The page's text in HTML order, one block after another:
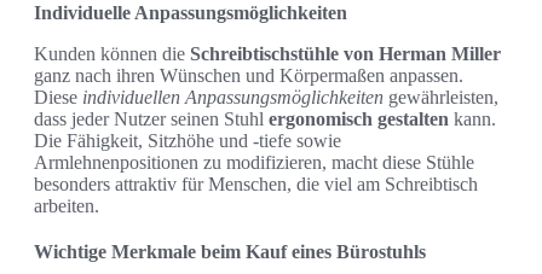
Individuelle Anpassungsmöglichkeiten
Kunden können die Schreibtischstühle von Herman Miller
ganz nach ihren Wünschen und Körpermaßen anpassen.
Diese individuellen Anpassungsmöglichkeiten gewährleisten,
dass jeder Nutzer seinen Stuhl ergonomisch gestalten kann.
Die Fähigkeit, Sitzhöhe und -tiefe sowie
Armlehnenpositionen zu modifizieren, macht diese Stühle
besonders attraktiv für Menschen, die viel am Schreibtisch
arbeiten.
Wichtige Merkmale beim Kauf eines Bürostuhls